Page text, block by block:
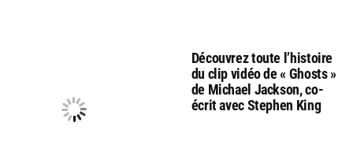
Découvrez toute l’histoire
du clip vidéo de « Ghosts »
de Michael Jackson, co-
écrit avec Stephen King